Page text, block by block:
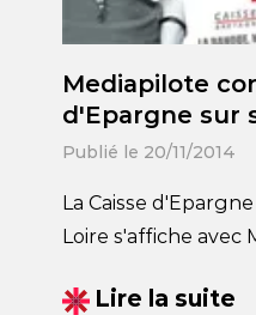
Mediapilote
d'Epargne sur
communication
Publié le 20/11/2014
La Caisse
Loire s'affiche avec
Lire la suite